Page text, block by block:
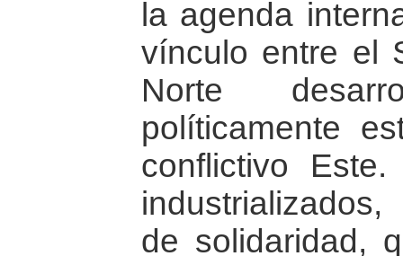
la agenda
vínculo entre el
Norte
políticamente
conflictivo
de solidaridad,